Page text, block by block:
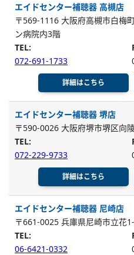
エイドセンター補聴器 高槻店
〒569-1116 大阪府高槻市白梅
ン病院内3階
TEL:
072-691-1733
詳細はこちら
エイドセンター補聴器 堺店
〒590-0026 大阪府堺市堺区向
TEL:
072-229-9733
詳細はこちら
エイドセンター補聴器 尼崎店
〒661-0025 兵庫県尼崎市立
TEL:
06-6421-0332